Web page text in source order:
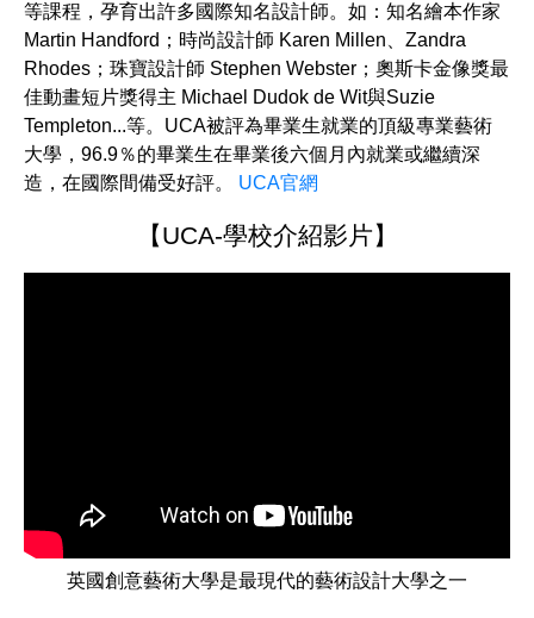
等課程，孕育出許多國際知名設計師。如：知名繪本作家
Martin Handford；時尚設計師 Karen Millen、Zandra
Rhodes；珠寶設計師 Stephen Webster；奧斯卡金像獎最
佳動畫短片獎得主 Michael Dudok de Wit與Suzie
Templeton...等。UCA被評為畢業生就業的頂級專業藝術
大學，96.9％的畢業生在畢業後六個月內就業或繼續深
造，在國際間備受好評。 UCA官網
【UCA-學校介紹影片】
英國創意藝術大學是最現代的藝術設計大學之一